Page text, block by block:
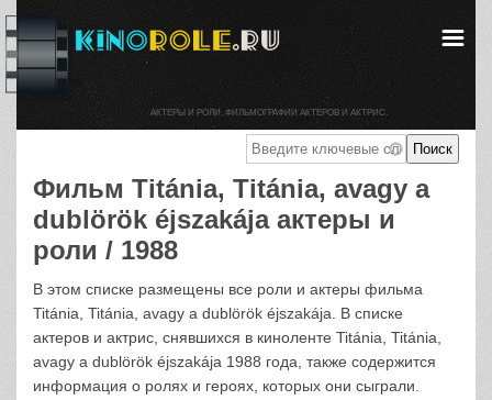
Фильм Titánia, Titánia, avagy a
dublörök éjszakája актеры и
роли / 1988
В этом списке размещены все роли и актеры фильма
Titánia, Titánia, avagy a dublörök éjszakája. В списке
актеров и актрис, снявшихся в киноленте Titánia, Titánia,
avagy a dublörök éjszakája 1988 года, также содержится
информация о ролях и героях, которых они сыграли.
АКТЕРЫ И РОЛИ. ФИЛЬМОГРАФИИ АКТЕРОВ И АКТРИС.